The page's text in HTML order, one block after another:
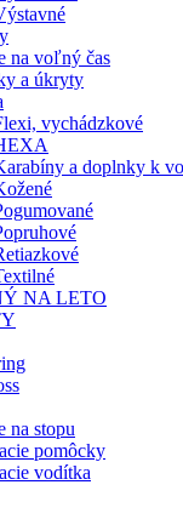
na voľný čas
a úkryty
vychádzkové
a doplnky k
NA LETO
na stopu
pomôcky
vodítka